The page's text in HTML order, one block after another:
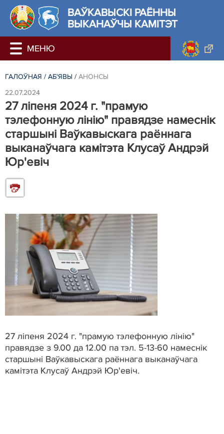
ВАЎКАВЫСКІ РАЁННЫ
ВЫКАНАЎЧЫ КАМІТЭТ
ГАЛОЎНАЯ / АБ'ЯВЫ / АНОНСЫ
22.07.2024
27 ліпеня 2024 г. "прамую
тэлефонную лінію" правядзе намеснік
старшыні Ваўкавыскага раённага
выканаўчага камітэта Клусаў Андрэй
Юр'евіч
27 ліпеня 2024 г. "прамую тэлефонную лінію"
правядзе з 9.00 да 12.00 па тэл. 5-13-60 намеснік
старшыні Ваўкавыскага раённага выканаўчага
камітэта Клусаў Андрэй Юр'евіч.